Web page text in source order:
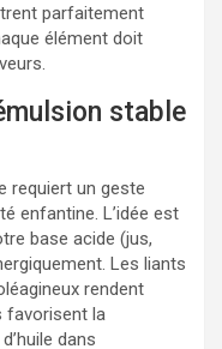
parfaitement
élément doit
stable
requiert un geste
enfantine. L’idée est
base acide (jus,
Les liants
rendent
favorisent la
dans